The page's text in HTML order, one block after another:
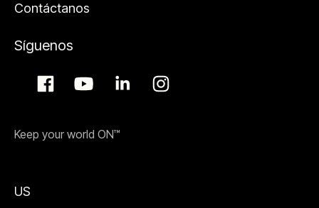
Contáctanos
Síguenos
Keep your world ON™
US